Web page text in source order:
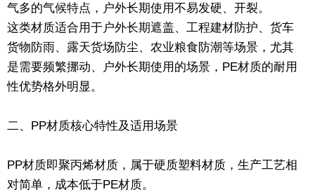
气多的气候特点，户外长期使用不易发硬、开裂。
这类材质适合用于户外长期遮盖、工程建材防护、货车
货物防雨、露天货场防尘、农业粮食防潮等场景，尤其
是需要频繁挪动、户外长期使用的场景，PE材质的耐用
性优势格外明显。
二、PP材质核心特性及适用场景
PP材质即聚丙烯材质，属于硬质塑料材质，生产工艺相
对简单，成本低于PE材质。